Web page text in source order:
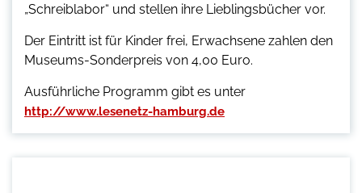
„Schreiblabor“ und stellen ihre Lieblingsbücher vor.
Der Eintritt ist für Kinder frei, Erwachsene zahlen den
Museums-Sonderpreis von 4,00 Euro.
Ausführliche Programm gibt es unter
http://www.lesenetz-hamburg.de